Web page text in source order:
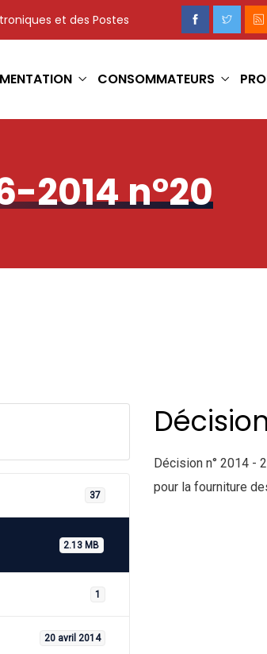
et des Postes
CONSOMMATEURS
2014 n°20
37
2.13 MB
1
20 avril 2014
Décision n° 2014 -
pour la fourniture